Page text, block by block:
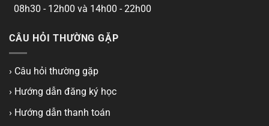
08h30 - 12h00 và 14h00 - 22h00
CÂU HỎI THƯỜNG GẶP
› Câu hỏi thường gặp
› Hướng dẫn đăng ký học
› Hướng dẫn thanh toán